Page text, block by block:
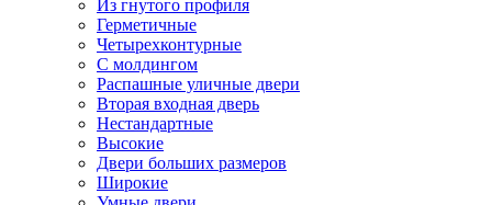
Из гнутого профиля
Герметичные
Четырехконтурные
С молдингом
Распашные уличные двери
Вторая входная дверь
Нестандартные
Высокие
Двери больших размеров
Широкие